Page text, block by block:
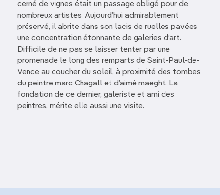
cerné de vignes était un passage obligé pour de
nombreux artistes. Aujourd’hui admirablement
préservé, il abrite dans son lacis de ruelles pavées
une concentration étonnante de galeries d’art.
Difficile de ne pas se laisser tenter par une
promenade le long des remparts de Saint-Paul-de-
Vence au coucher du soleil, à proximité des tombes
du peintre marc Chagall et d’aimé maeght. La
fondation de ce dernier, galeriste et ami des
peintres, mérite elle aussi une visite.